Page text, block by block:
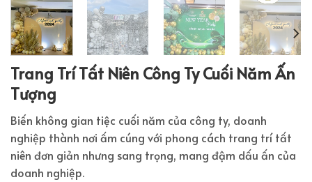
Trang Trí Tất Niên Công Ty Cuối Năm Ấn
Tượng
Biến không gian tiệc cuối năm của công ty, doanh
nghiệp thành nơi ấm cúng với phong cách trang trí tất
niên đơn giản nhưng sang trọng, mang đậm dấu ấn của
doanh nghiệp.